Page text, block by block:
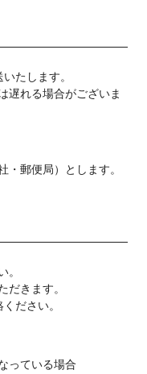
たします。
遅れる場合がございま
・郵便局）とします。
。
だきます。
ださい。
っている場合